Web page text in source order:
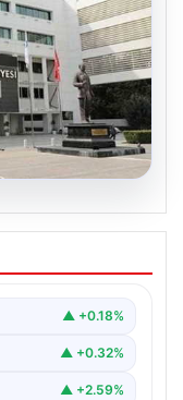
gerçekleştirilen
önemli
▲ +0.18%
▲ +0.32%
▲ +2.59%